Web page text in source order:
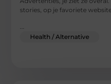
stories, op je favoriete
Health / Alternative